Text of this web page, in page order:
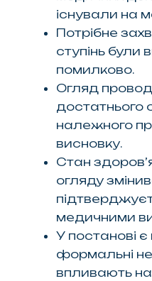
існували на
Потрібне
ступінь були
помилково.
Огляд
достатнього
належного
висновку.
Стан
огляду
медичними
У постанові
формальні
впливають на